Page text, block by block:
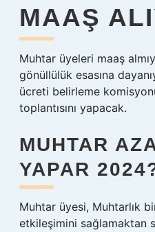
MAAŞ
Muhtar üyeleri maaş
gönüllülük esasına
ücreti belirleme
toplantısını yapacak.
MUHTAR
YAPAR
Muhtar üyesi, Muhtarlık
etkileşimini sağlamaktan